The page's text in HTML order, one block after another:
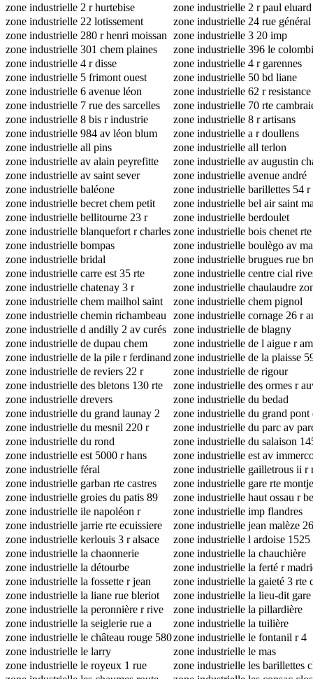
zone industrielle 2 r hurtebise
zone industrielle 2 r paul eluard
zone industrielle 22 lotissement
meissugues barestes
zone industrielle 24 rue général
rascas
zone industrielle 280 r henri moissan zone industrielle 3 20 imp
valenceaude
zone industrielle 301 chem plaines
zone industrielle 396 le
zone industrielle 4 r disse
zone industrielle 4 r garennes
zone industrielle 5 frimont ouest
zone industrielle 50 bd liane
zone industrielle 6 avenue léon
jouhaux
zone industrielle 62 r resistance
zone industrielle 7 rue des sarcelles
bp 10507
zone industrielle 70 rte
zone industrielle 8 bis r industrie
zone industrielle 8 r artisans
zone industrielle 984 av léon blum
zone industrielle a r doullens
zone industrielle all pins
zone industrielle all terlon
zone industrielle av alain peyrefitte
zone industrielle av augustin
zone industrielle av saint sever
zone industrielle avenue andré
ampère
zone industrielle baléone
zone industrielle barillettes 54 r
eglantiers
zone industrielle becret chem petit
parc
zone industrielle bel air saint
all ettore bugatti
zone industrielle bellitourne 23 r
romainville
zone industrielle berdoulet
zone industrielle blanquefort r charles
nungesser
zone industrielle bois chenet rte
maisse
zone industrielle bompas
zone industrielle boulègo av
gineste
zone industrielle bridal
zone industrielle brugues rue
zone industrielle carre est 35 rte
marigarde
zone industrielle centre cial
d'arcins
zone industrielle chatenay 3 r
messagers
zone industrielle chaulaudre
rte nationale 89
zone industrielle chem mailhol saint
jean
zone industrielle chem pignol
zone industrielle chemin richambeau
zone industrielle cornage 26 r
zone industrielle d andilly 2 av curés zone industrielle de blagny
zone industrielle de dupau chem
industrie
zone industrielle de l aigue r
zone industrielle de la pile r ferdinand
de lesseps
zone industrielle de la plaisse
serraz
zone industrielle de reviers 22 r
compagnons
zone industrielle de rigour
zone industrielle des bletons 130 rte
aéroport
zone industrielle des ormes r
zone industrielle drevers
zone industrielle du bedad
zone industrielle du grand launay 2
avenue philippe lebon
zone industrielle du grand pont
caucadis
zone industrielle du mesnil 220 r
conillot
zone industrielle du parc av
zone industrielle du rond
zone industrielle du salaison
marbrerie
zone industrielle est 5000 r hans
geiger
zone industrielle est av
zone industrielle féral
zone industrielle gailletrous ii r
descartes
zone industrielle garban rte castres
zone industrielle gare rte
zone industrielle groies du patis 89
impasse tisserand
zone industrielle haut ossau r
zone industrielle ile napoléon r
annecy
zone industrielle imp flandres
zone industrielle jarrie rte ecuissiere
zone industrielle jean malèze
lavoisier
zone industrielle kerlouis 3 r alsace
lorraine
zone industrielle l ardoise 1525
ardoise
zone industrielle la chaonnerie
zone industrielle la chauchière
zone industrielle la détourbe
zone industrielle la ferté r
zone industrielle la fossette r jean
perrin
zone industrielle la gaieté 3 rte
zone industrielle la liane rue bleriot
zone industrielle la lieu-dit gare
zone industrielle la peronnière r rive
zone industrielle la pillardière
zone industrielle la seiglerie rue a
laurent de lavoisier
zone industrielle la tuilière
zone industrielle le château rouge 580
rue industrie
zone industrielle le fontanil r 4
sétérées
zone industrielle le larry
zone industrielle le mas
zone industrielle le royeux 1 rue
zone industrielle les barillettes